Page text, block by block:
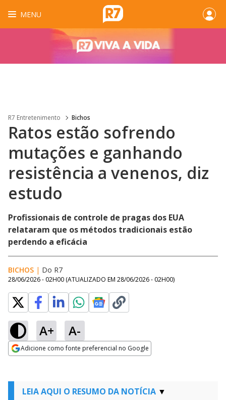
MENU
R7 Entretenimento Bichos
Ratos estão sofrendo
mutações e ganhando
resistência a venenos, diz
estudo
Profissionais de controle de pragas dos EUA
relataram que os métodos tradicionais estão
perdendo a eficácia
BICHOS | Do R7
28/06/2026 - 02H00 (ATUALIZADO EM 28/06/2026 - 02H00)
A+ A-
Adicione como fonte preferencial no Google
LEIA AQUI O RESUMO DA NOTÍCIA